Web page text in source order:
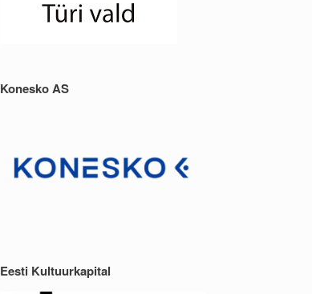
Konesko AS
Eesti Kultuurkapital